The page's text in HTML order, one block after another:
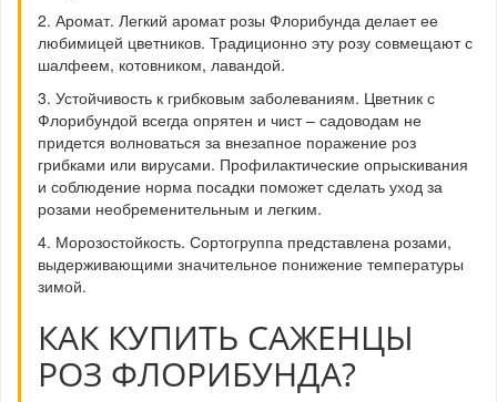
2. Аромат. Легкий аромат розы Флорибунда делает ее
любимицей цветников. Традиционно эту розу совмещают с
шалфеем, котовником, лавандой.
3. Устойчивость к грибковым заболеваниям. Цветник с
Флорибундой всегда опрятен и чист – садоводам не
придется волноваться за внезапное поражение роз
грибками или вирусами. Профилактические опрыскивания
и соблюдение норма посадки поможет сделать уход за
розами необременительным и легким.
4. Морозостойкость. Сортогруппа представлена розами,
выдерживающими значительное понижение температуры
зимой.
КАК КУПИТЬ САЖЕНЦЫ
РОЗ ФЛОРИБУНДА?